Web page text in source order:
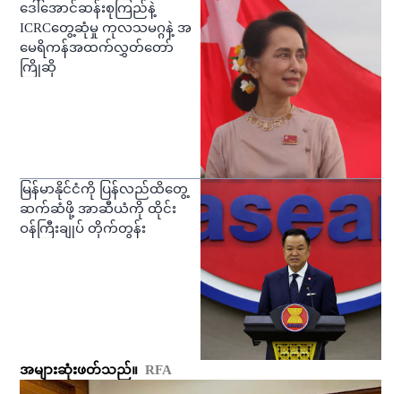
ဒေါ်အောင်ဆန်းစုကြည်နဲ့
ICRCတွေ့ဆုံမှု ကုလသမဂ္ဂနဲ့ အ
မေရိကန်အထက်လွှတ်တော်
ကြိုဆို
မြန်မာနိုင်ငံကို ပြန်လည်ထိတွေ့
ဆက်ဆံဖို့ အာဆီယံကို ထိုင်း
ဝန်ကြီးချုပ် တိုက်တွန်း
အများဆုံးဖတ်သည်။ RFA